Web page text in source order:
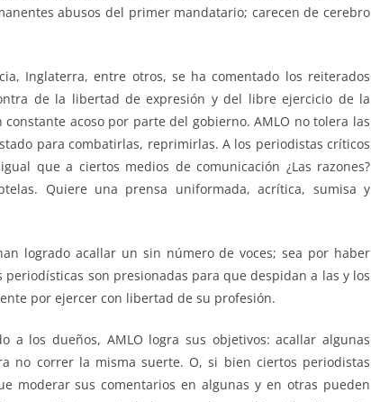
abusos del primer mandatario; carecen de cerebro
Inglaterra, entre otros, se ha comentado los reiterados
de la libertad de expresión y del libre ejercicio de la
acoso por parte del gobierno. AMLO no tolera las
para combatirlas, reprimirlas. A los periodistas críticos
que a ciertos medios de comunicación ¿Las razones?
Quiere una prensa uniformada, acrítica, sumisa y
logrado acallar un sin número de voces; sea por haber
son presionadas para que despidan a las y los
por ejercer con libertad de su profesión.
a los dueños, AMLO logra sus objetivos: acallar algunas
no correr la misma suerte. O, si bien ciertos periodistas
moderar sus comentarios en algunas y en otras pueden